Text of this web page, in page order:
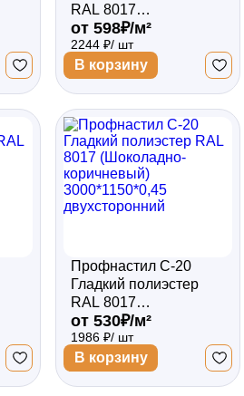
RAL 8017
(Шоколадно-
коричневый)
3000*1150*0,5
двухсторонний
от 598₽/м²
2244 ₽/ шт
В корзину
Профнастил С-20
Гладкий полиэстер
RAL 8017
(Шоколадно-
коричневый)
3000*1150*0,45
двухсторонний
от 530₽/м²
1986 ₽/ шт
В корзину